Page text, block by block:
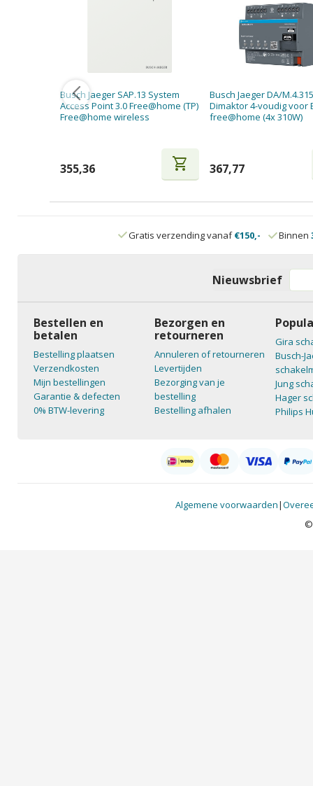
Busch Jaeger SAP.13 System
Access Point 3.0 Free@home (TP)
Free@home wireless
355,36 shopping_cart
Busch Jaeger DA/
Dimaktor 4-voudig voor
free@home (4x 310W)
367,77
Gratis verzending vanaf€150,- Binnen
Nieuwsbrief
Bestellen en
betalen
Bestelling plaatsen
Verzendkosten
Mijn bestellingen
Garantie & defecten
0% BTW-levering
Bezorgen en
retourneren
Annuleren of retourneren
Levertijden
Bezorging van je
bestelling
Bestelling afhalen
Gira
Busch-
Jung
Hager
Philips
Algemene voorwaarden|
©